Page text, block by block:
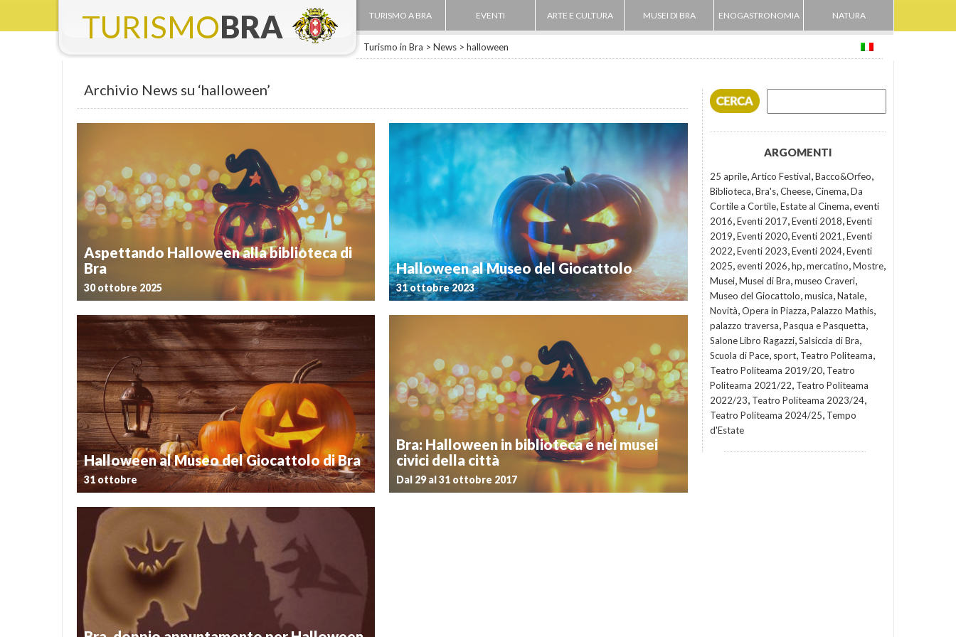
TURISMOBRA TURISMO A BRA EVENTI ARTE E CULTURA MUSEI DI BRA ENOGASTRONOMIA NATURA
Turismo in Bra > News > halloween
Archivio News su ‘halloween’
Aspettando Halloween alla biblioteca di
Bra
30 ottobre 2025
Postato il 22 ottobre 2025
Quest’anno la Biblioteca civica “Giovanni Arpino” di Bra
organizza due momenti dedicati ai più piccoli (uno dedicato ai
giovanissimi dai 3 ai 6 anni, mentre il secondo ai ragazzi dai 7 agli
11 anni) dal titolo “Aspettando Halloween”. Per entrambi gli
incontri l’appuntamento è per […]
Biblioteca
Halloween al Museo del Giocattolo
31 ottobre 2023
Martedì 31 ottobre, in occasione della festa di Halloween, il
Museo del Giocattolo (via Ernesto Guala, 45) propone a tutti i
bambini e a tutte le bambine una terrificante visita: fantasmi,
streghe e mostri infestano le stanze del museo, aggirandosi tra i
giocattoli. Ai partecipanti più […]
Eventi 2023
Halloween al Museo del Giocattolo di Bra
31 ottobre
Postato il 22 ottobre 2019
È la notte più tenebrosa dell’anno, nella quale scheletri, mummie
e mostri la fanno da padrone. Ma oltre al classico “dolcetto o
scherzetto”, la sera di Halloween può essere l’occasione per una
visita davvero insolita al Museo del Giocattolo di Bra. Il
programma della […]
Bra: Halloween in biblioteca e nei musei
civici della città
Dal 29 al 31 ottobre 2017
ARGOMENTI
25 aprile,Artico Festival,Bacco&Orfeo,
Biblioteca,Bra's,Cheese,Cinema,Da
Cortile a Cortile,Estate al Cinema,eventi
2016,Eventi 2017,Eventi 2018,Eventi
2019,Eventi 2020,Eventi 2021 ,Eventi
2022,Eventi 2023,Eventi 2024,Eventi
2025,eventi 2026,hp,mercatino,Mostre,
Musei,Musei di Bra,museo Craveri,
Museo del Giocattolo,musica,Natale,
Novità,Opera in Piazza,Palazzo Mathis,
palazzo traversa,Pasqua e Pasquetta,
Salone Libro Ragazzi,Salsiccia di Bra,
Scuola di Pace, sport, Teatro Politeama,
Teatro Politeama 2019/20, Teatro
Politeama 2021/22, Teatro Politeama
2022/23, Teatro Politeama 2023/24,
Teatro Politeama 2024/25, Tempo
d'Estate